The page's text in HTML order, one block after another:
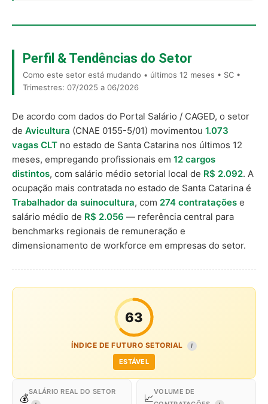
Perfil & Tendências do Setor
Como este setor está mudando • últimos 12 meses • SC •
Trimestres: 07/2025 a 06/2026
De acordo com dados do Portal Salário / CAGED, o setor
de Avicultura (CNAE 0155-5/01) movimentou 1.073
vagas CLT no estado de Santa Catarina nos últimos 12
meses, empregando profissionais em 12 cargos
distintos, com salário médio setorial local de R$ 2.092. A
ocupação mais contratada no estado de Santa Catarina é
Trabalhador da suinocultura, com 274 contratações e
salário médio de R$ 2.056 — referência central para
benchmarks regionais de remuneração e
dimensionamento de workforce em empresas do setor.
63
ÍNDICE DE FUTURO SETORIAL I
ESTÁVEL
💰
SALÁRIO REAL DO SETOR
📈
VOLUME DE